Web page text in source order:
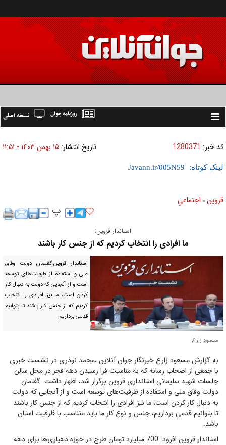
Toggle
نسخه اصلی روزنامه جوان
کد خبر: 1280371 تاریخ انتشار: ۱۵ بهمن ۱۴۰۳ - ۱۱:۵۱
لینک کوتاه:
قزوین » اجتماعي
استاندار قزوین:
ما افرادی را انتخاب کردیم که از جنس کار باشند
استاندار قزوین:گفتمان دولت وفاق
ملی و استفاده از ظرفیت‌های توسعه
است و از آنجایی که دولت به دنبال کار
کردن است، ما نیز افرادی را انتخاب
کردیم که از جنس کار باشند تا بتوانیم
قدمی برداریم.
مسعود زارع
به گزارش مسعود زارع خبرنگار جوان آنلاین ،محمد نوذری در نشست خبری
با جمعی از اصحاب رسانه که به مناسبت فرا رسیدن دهه فجر در محل سالن
جلسات شهید سلیمانی استانداری قزوین برگزار شد، اظهار داشت: گفتمان
دولت وفاق ملی و استفاده از ظرفیت‌های توسعه است و از آنجایی که دولت
به دنبال کار کردن است، ما نیز افرادی را انتخاب کردیم که از جنس کار باشند
تا بتوانیم قدمی برداریم، جنس و نوع کار ما باید متناسب با ظرفیت استان
باشد.
استاندار قزوین افزود: 700 میلیارد تومان طرح در حوزه دهیاری‌ها برای دهه